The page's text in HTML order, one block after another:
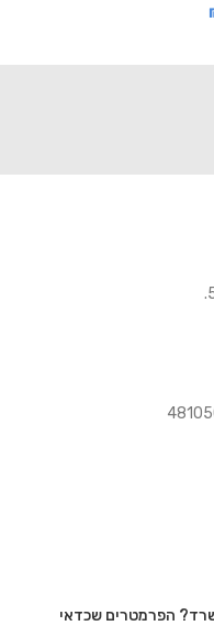
הפרמטרים שכדאי